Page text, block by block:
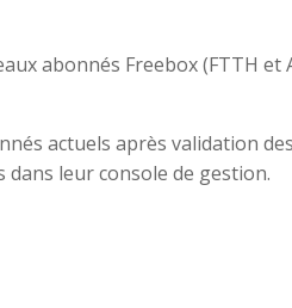
abonnés Freebox (FTTH et
actuels après validation
leur console de gestion.